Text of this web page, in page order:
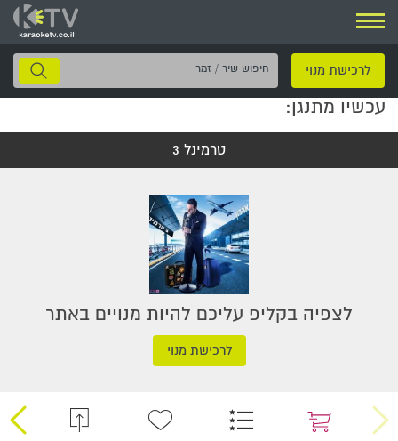
ניווט
לרכישת מנוי
חיפוש
שיר
עכשיו מתנגן:
טרמינל 3
לצפיה בקליפ עליכם להיות מנויים באתר
לרכישת מנוי